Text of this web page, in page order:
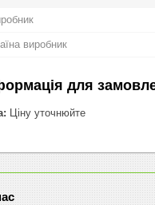
виробник
для
Ціну уточнюйте